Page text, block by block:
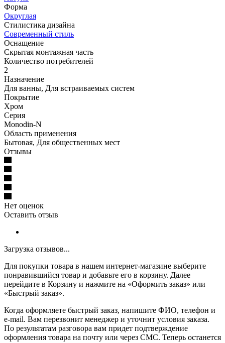
Форма
Округлая
Стилистика дизайна
Современный стиль
Оснащение
Скрытая монтажная часть
Количество потребителей
2
Назначение
Для ванны, Для встраиваемых систем
Покрытие
Хром
Серия
Monodin-N
Область применения
Бытовая, Для общественных мест
Отзывы
Нет оценок
Оставить отзыв
Загрузка отзывов...
Для покупки товара в нашем интернет-магазине выберите
понравившийся товар и добавьте его в корзину. Далее
перейдите в Корзину и нажмите на «Оформить заказ» или
«Быстрый заказ».
Когда оформляете быстрый заказ, напишите ФИО, телефон и
e-mail. Вам перезвонит менеджер и уточнит условия заказа.
По результатам разговора вам придет подтверждение
оформления товара на почту или через СМС. Теперь останется